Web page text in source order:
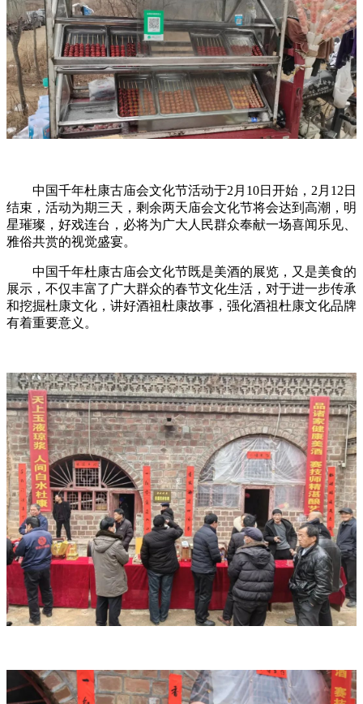
中国千年杜康古庙会文化节活动于2月10日开始，2月12日
结束，活动为期三天，剩余两天庙会文化节将会达到高潮，明
星璀璨，好戏连台，必将为广大人民群众奉献一场喜闻乐见、
雅俗共赏的视觉盛宴。
中国千年杜康古庙会文化节既是美酒的展览，又是美食的
展示，不仅丰富了广大群众的春节文化生活，对于进一步传承
和挖掘杜康文化，讲好酒祖杜康故事，强化酒祖杜康文化品牌
有着重要意义。